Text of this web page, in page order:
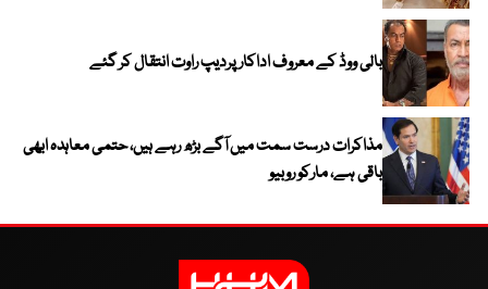
بالی ووڈ کے معروف اداکار پردیپ راوت انتقال کر گئے
مذاکرات درست سمت میں آگے بڑھ رہے ہیں، حتمی معاہدہ ابھی
باقی ہے، مارکو روبیو